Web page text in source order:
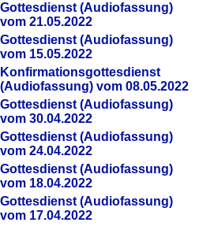
Gottesdienst (Audiofassung)
vom 21.05.2022
Gottesdienst (Audiofassung)
vom 15.05.2022
Konfirmationsgottesdienst
(Audiofassung) vom 08.05.2022
Gottesdienst (Audiofassung)
vom 30.04.2022
Gottesdienst (Audiofassung)
vom 24.04.2022
Gottesdienst (Audiofassung)
vom 18.04.2022
Gottesdienst (Audiofassung)
vom 17.04.2022